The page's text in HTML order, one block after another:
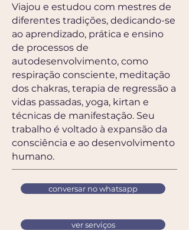
Viajou e estudou com mestres de
diferentes tradições, dedicando-se
ao aprendizado, prática e ensino
de processos de
autodesenvolvimento, como
respiração consciente, meditação
dos chakras, terapia de regressão a
vidas passadas, yoga, kirtan e
técnicas de manifestação. Seu
trabalho é voltado à expansão da
consciência e ao desenvolvimento
humano.
conversar no whatsapp
ver serviços